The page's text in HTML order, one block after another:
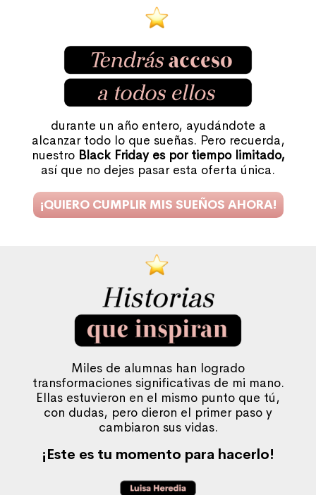
durante un año entero, ayudándote a
alcanzar todo lo que sueñas. Pero recuerda,
nuestro Black Friday es por tiempo limitado,
así que no dejes pasar esta oferta única.
¡QUIERO CUMPLIR MIS SUEÑOS AHORA!
Miles de alumnas han logrado
transformaciones significativas de mi mano.
Ellas estuvieron en el mismo punto que tú,
con dudas, pero dieron el primer paso y
cambiaron sus vidas.
¡Este es tu momento para hacerlo!